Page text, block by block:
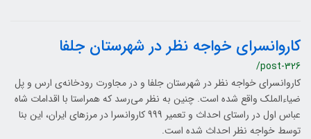
کاروانسرای خواجه نظر در شهرستان جلفا
/post-326
کاروانسرای خواجه نظر در شهرستان جلفا و در مجاورت رودخانه‌ی ارس و پل
ضیاء‌الملک واقع شده است. چنین به نظر می‌رسد که همراستا با اقدامات شاه
عباس اول در راستای احداث و تعمیر 999 کاروانسرا در مرزهای ایران، این بنا
توسط خواجه نظر احداث شده است.